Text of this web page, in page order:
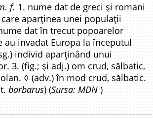
f. 1. nume dat de greci și romani
aparținea unei populații
dat în trecut popoarelor
au invadat Europa la începutul
individ aparținând unui
3. (fig.; și adj.) om crud, sălbatic,
◊ (adv.) în mod crud, sălbatic.
barbarus) (Sursa: MDN )